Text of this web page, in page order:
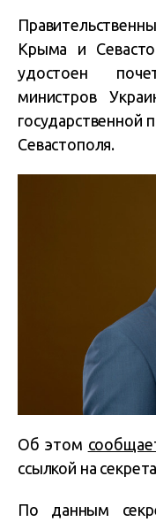
Крыма и
удостоен
министров
государственной
Севастополя.
Об этом
ссылкой на
По данным